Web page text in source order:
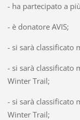
- ha partecipato a
- è donatore AVIS;
- si sarà classificato
- si sarà classificato
Winter Trail;
- si sarà classificato
Winter Trail;